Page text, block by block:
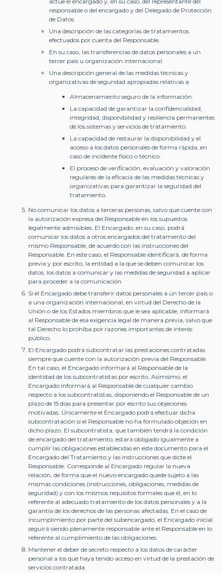
responsable o del encargado y del Delegado de Protección
de Datos.
Una descripción de las categorías de tratamientos
efectuados por cuenta del Responsable.
En su caso, las transferencias de datos personales a un
tercer país u organización internacional.
Una descripción general de las medidas técnicas y
organizativas de seguridad apropiadas relativas a:
Almacenamiento seguro de la información.
La capacidad de garantizar la confidencialidad,
integridad, disponibilidad y resiliencia permanentes
de los sistemas y servicios de tratamiento.
La capacidad de restaurar la disponibilidad y el
acceso a los datos personales de forma rápida, en
caso de incidente físico o técnico.
El proceso de verificación, evaluación y valoración
regulares de la eficacia de las medidas técnicas y
organizativas para garantizar la seguridad del
tratamiento.
No comunicar los datos a terceras personas, salvo que cuente con
la autorización expresa del Responsable en los supuestos
legalmente admisibles. El Encargado, en su caso, podrá
comunicar los datos a otros encargados del tratamiento del
mismo Responsable, de acuerdo con las instrucciones del
Responsable. En este caso, el Responsable identificará, de forma
previa y por escrito, la entidad a la que se deben comunicar los
datos, los datos a comunicar y las medidas de seguridad a aplicar
para proceder a la comunicación.
Si el Encargado debe transferir datos personales a un tercer país o
a una organización internacional, en virtud del Derecho de la
Unión o de los Estados miembros que le sea aplicable, informará
al Responsable de esa exigencia legal de manera previa, salvo que
tal Derecho lo prohíba por razones importantes de interés
público.
El Encargado podrá subcontratar las prestaciones contratadas
siempre que cuente con la autorización previa del Responsable.
En tal caso, el Encargado informará al Responsable de la
identidad de los subcontratistas por escrito. Asimismo, el
Encargado informará al Responsable de cualquier cambio
respecto a los subcontratistas, disponiendo el Responsable de un
plazo de 15 días para presentar por escrito sus objeciones
motivadas. Únicamente el Encargado podrá efectuar dicha
subcontratación si el Responsable no ha formulado objeción en
dicho plazo. El subcontratista, que también tendrá la condición
de encargado del tratamiento, estará obligado igualmente a
cumplir las obligaciones establecidas en este documento para el
Encargado del Tratamiento y las instrucciones que dicte el
Responsable. Corresponde al Encargado regular la nueva
relación, de forma que el nuevo encargado quede sujeto a las
mismas condiciones (instrucciones, obligaciones, medidas de
seguridad) y con los mismos requisitos formales que él, en lo
referente al adecuado tratamiento de los datos personales y a la
garantía de los derechos de las personas afectadas. En el caso de
incumplimiento por parte del subencargado, el Encargado inicial
seguirá siendo plenamente responsable ante el Responsable en lo
referente al cumplimiento de las obligaciones.
Mantener el deber de secreto respecto a los datos de carácter
personal a los que haya tenido acceso en virtud de la prestación de
servicios contratada.